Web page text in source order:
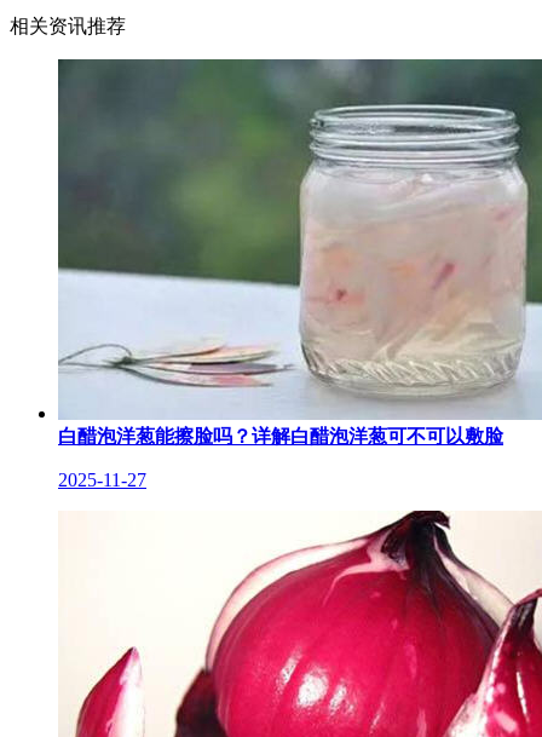
相关资讯推荐
白醋泡洋葱能擦脸吗？详解白醋泡洋葱可不可以敷脸
2025-11-27